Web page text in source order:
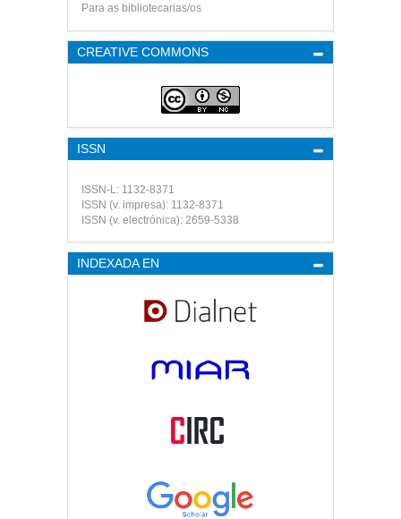
Para as bibliotecarias/os
CREATIVE COMMONS
ISSN
ISSN-L: 1132-8371
ISSN (v. impresa): 1132-8371
ISSN (v. electrónica): 2659-5338
INDEXADA EN